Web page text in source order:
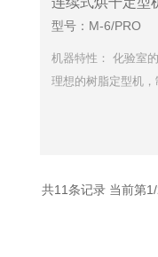
型号：M-6/PRO
机器特性： 化验室的
理想的树脂定型机，
共11条记录 当前第1